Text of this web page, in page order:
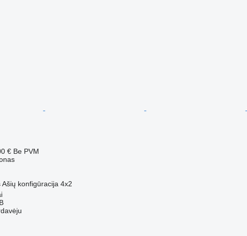
€ Be PVM
Ašių konfigūracija 4x2